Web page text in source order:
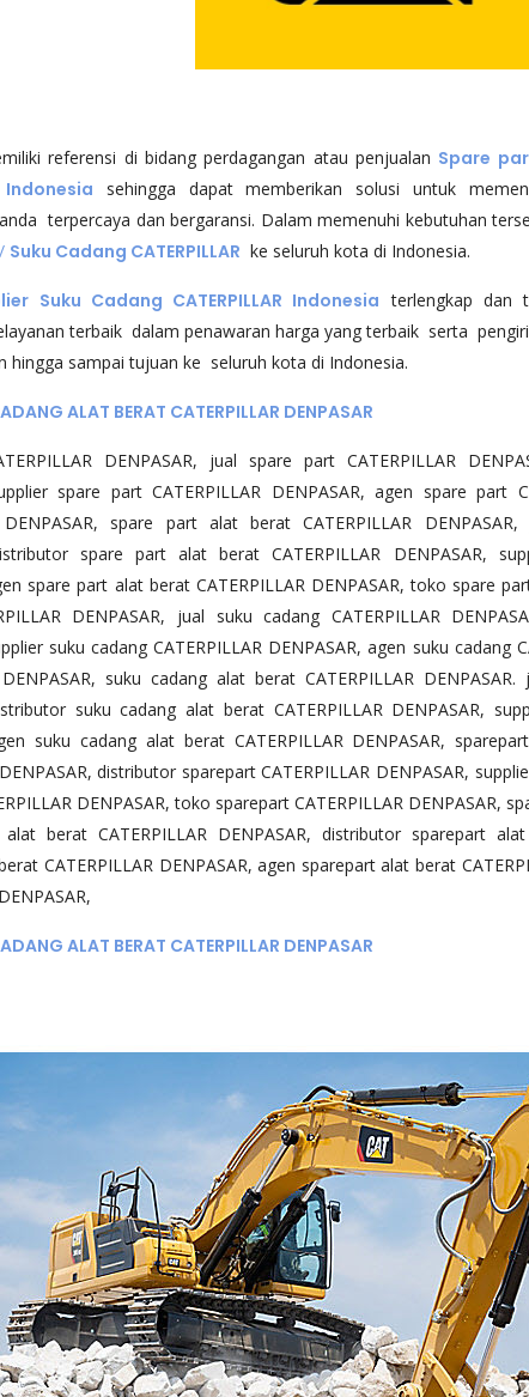
referensi di bidang perdagangan atau penjualan Spare
Indonesia
sehingga dapat memberikan solusi untuk
anda terpercaya dan bergaransi. Dalam memenuhi kebutuhan
/ Suku Cadang CATERPILLAR ke seluruh kota di Indonesia.
Suku Cadang CATERPILLAR Indonesia terlengkap
terbaik dalam penawaran harga yang terbaik serta
hingga sampai tujuan ke seluruh kota di Indonesia.
ALAT BERAT CATERPILLAR DENPASAR
DENPASAR, jual spare part CATERPILLAR
spare part CATERPILLAR DENPASAR, agen spare part
DENPASAR, spare part alat berat CATERPILLAR
spare part alat berat CATERPILLAR DENPASAR,
spare part alat berat CATERPILLAR DENPASAR, toko spare
DENPASAR, jual suku cadang CATERPILLAR
suku cadang CATERPILLAR DENPASAR, agen suku cadang
DENPASAR, suku cadang alat berat CATERPILLAR
suku cadang alat berat CATERPILLAR DENPASAR,
suku cadang alat berat CATERPILLAR DENPASAR,
distributor sparepart CATERPILLAR DENPASAR,
DENPASAR, toko sparepart CATERPILLAR DENPASAR,
berat CATERPILLAR DENPASAR, distributor sparepart alat
CATERPILLAR DENPASAR, agen sparepart alat berat
ALAT BERAT CATERPILLAR DENPASAR